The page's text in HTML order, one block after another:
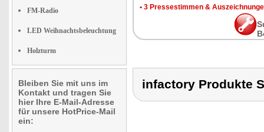
FM-Radio
LED Weihnachtsbeleuchtung
Holzturm
Bleiben Sie mit uns im
Kontakt und tragen Sie
hier Ihre E-Mail-Adresse
für unsere HotPrice-Mail
ein:
• 3 Pressestimmen &
infactory Produkte